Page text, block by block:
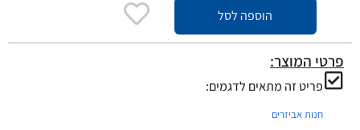
הוספה לסל
פרטי המוצר:
פריט זה מתאים לדגמים:
חנות אביזרים